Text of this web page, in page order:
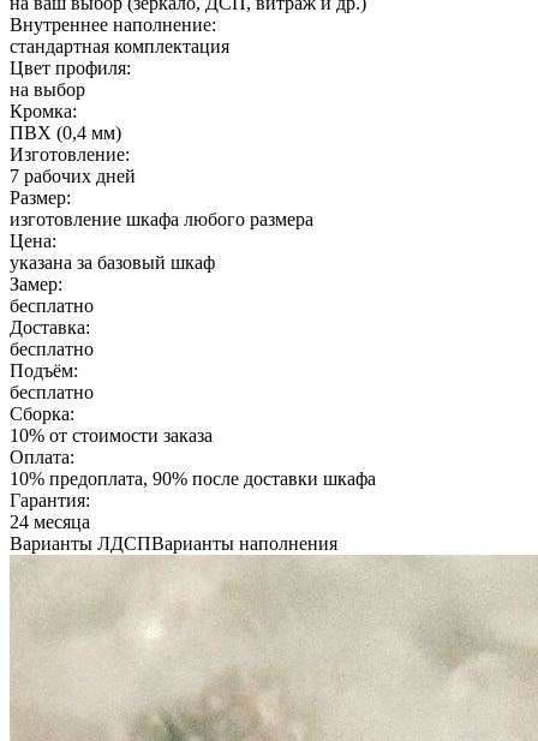
Внутреннее наполнение:
стандартная комплектация
Цвет профиля:
на выбор
Кромка:
ПВХ (0,4 мм)
Изготовление:
7 рабочих дней
Размер:
изготовление шкафа любого размера
Цена:
указана за базовый шкаф
Замер:
бесплатно
Доставка:
бесплатно
Подъём:
бесплатно
Сборка:
10% от стоимости заказа
Оплата:
10% предоплата, 90% после доставки шкафа
Гарантия:
24 месяца
Варианты ЛДСПВарианты наполнения